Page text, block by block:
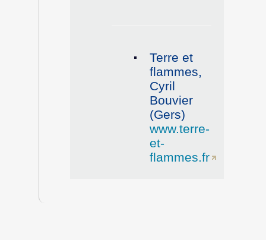
Terre et
flammes,
Cyril
Bouvier
(Gers)
www.terre-
et-
flammes.fr